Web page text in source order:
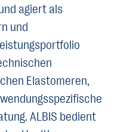
agiert als
und
Elastomeren,
ALBIS bedient